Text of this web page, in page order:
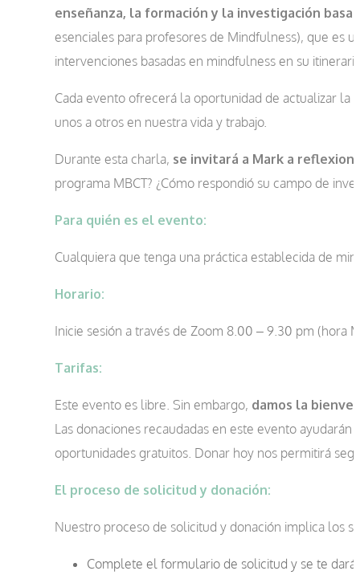
enseñanza, la formación y la investigación
esenciales para profesores de Mindfulness), que es
intervenciones basadas en mindfulness en su
Cada evento ofrecerá la oportunidad de actualizar
unos a otros en nuestra vida y trabajo.
Durante esta charla, se invitará a Mark a
programa MBCT? ¿Cómo respondió su campo de
Para quién es el evento:
Cualquiera que tenga una práctica establecida de
Horario:
Inicie sesión a través de Zoom 8.00 – 9.30 pm (hora
Tarifas:
Este evento es libre. Sin embargo, damos la
Las donaciones recaudadas en este evento
oportunidades gratuitos. Donar hoy nos permitirá
El proceso de solicitud y donación:
Nuestro proceso de solicitud y donación implica los
Complete el formulario de solicitud y se te dará